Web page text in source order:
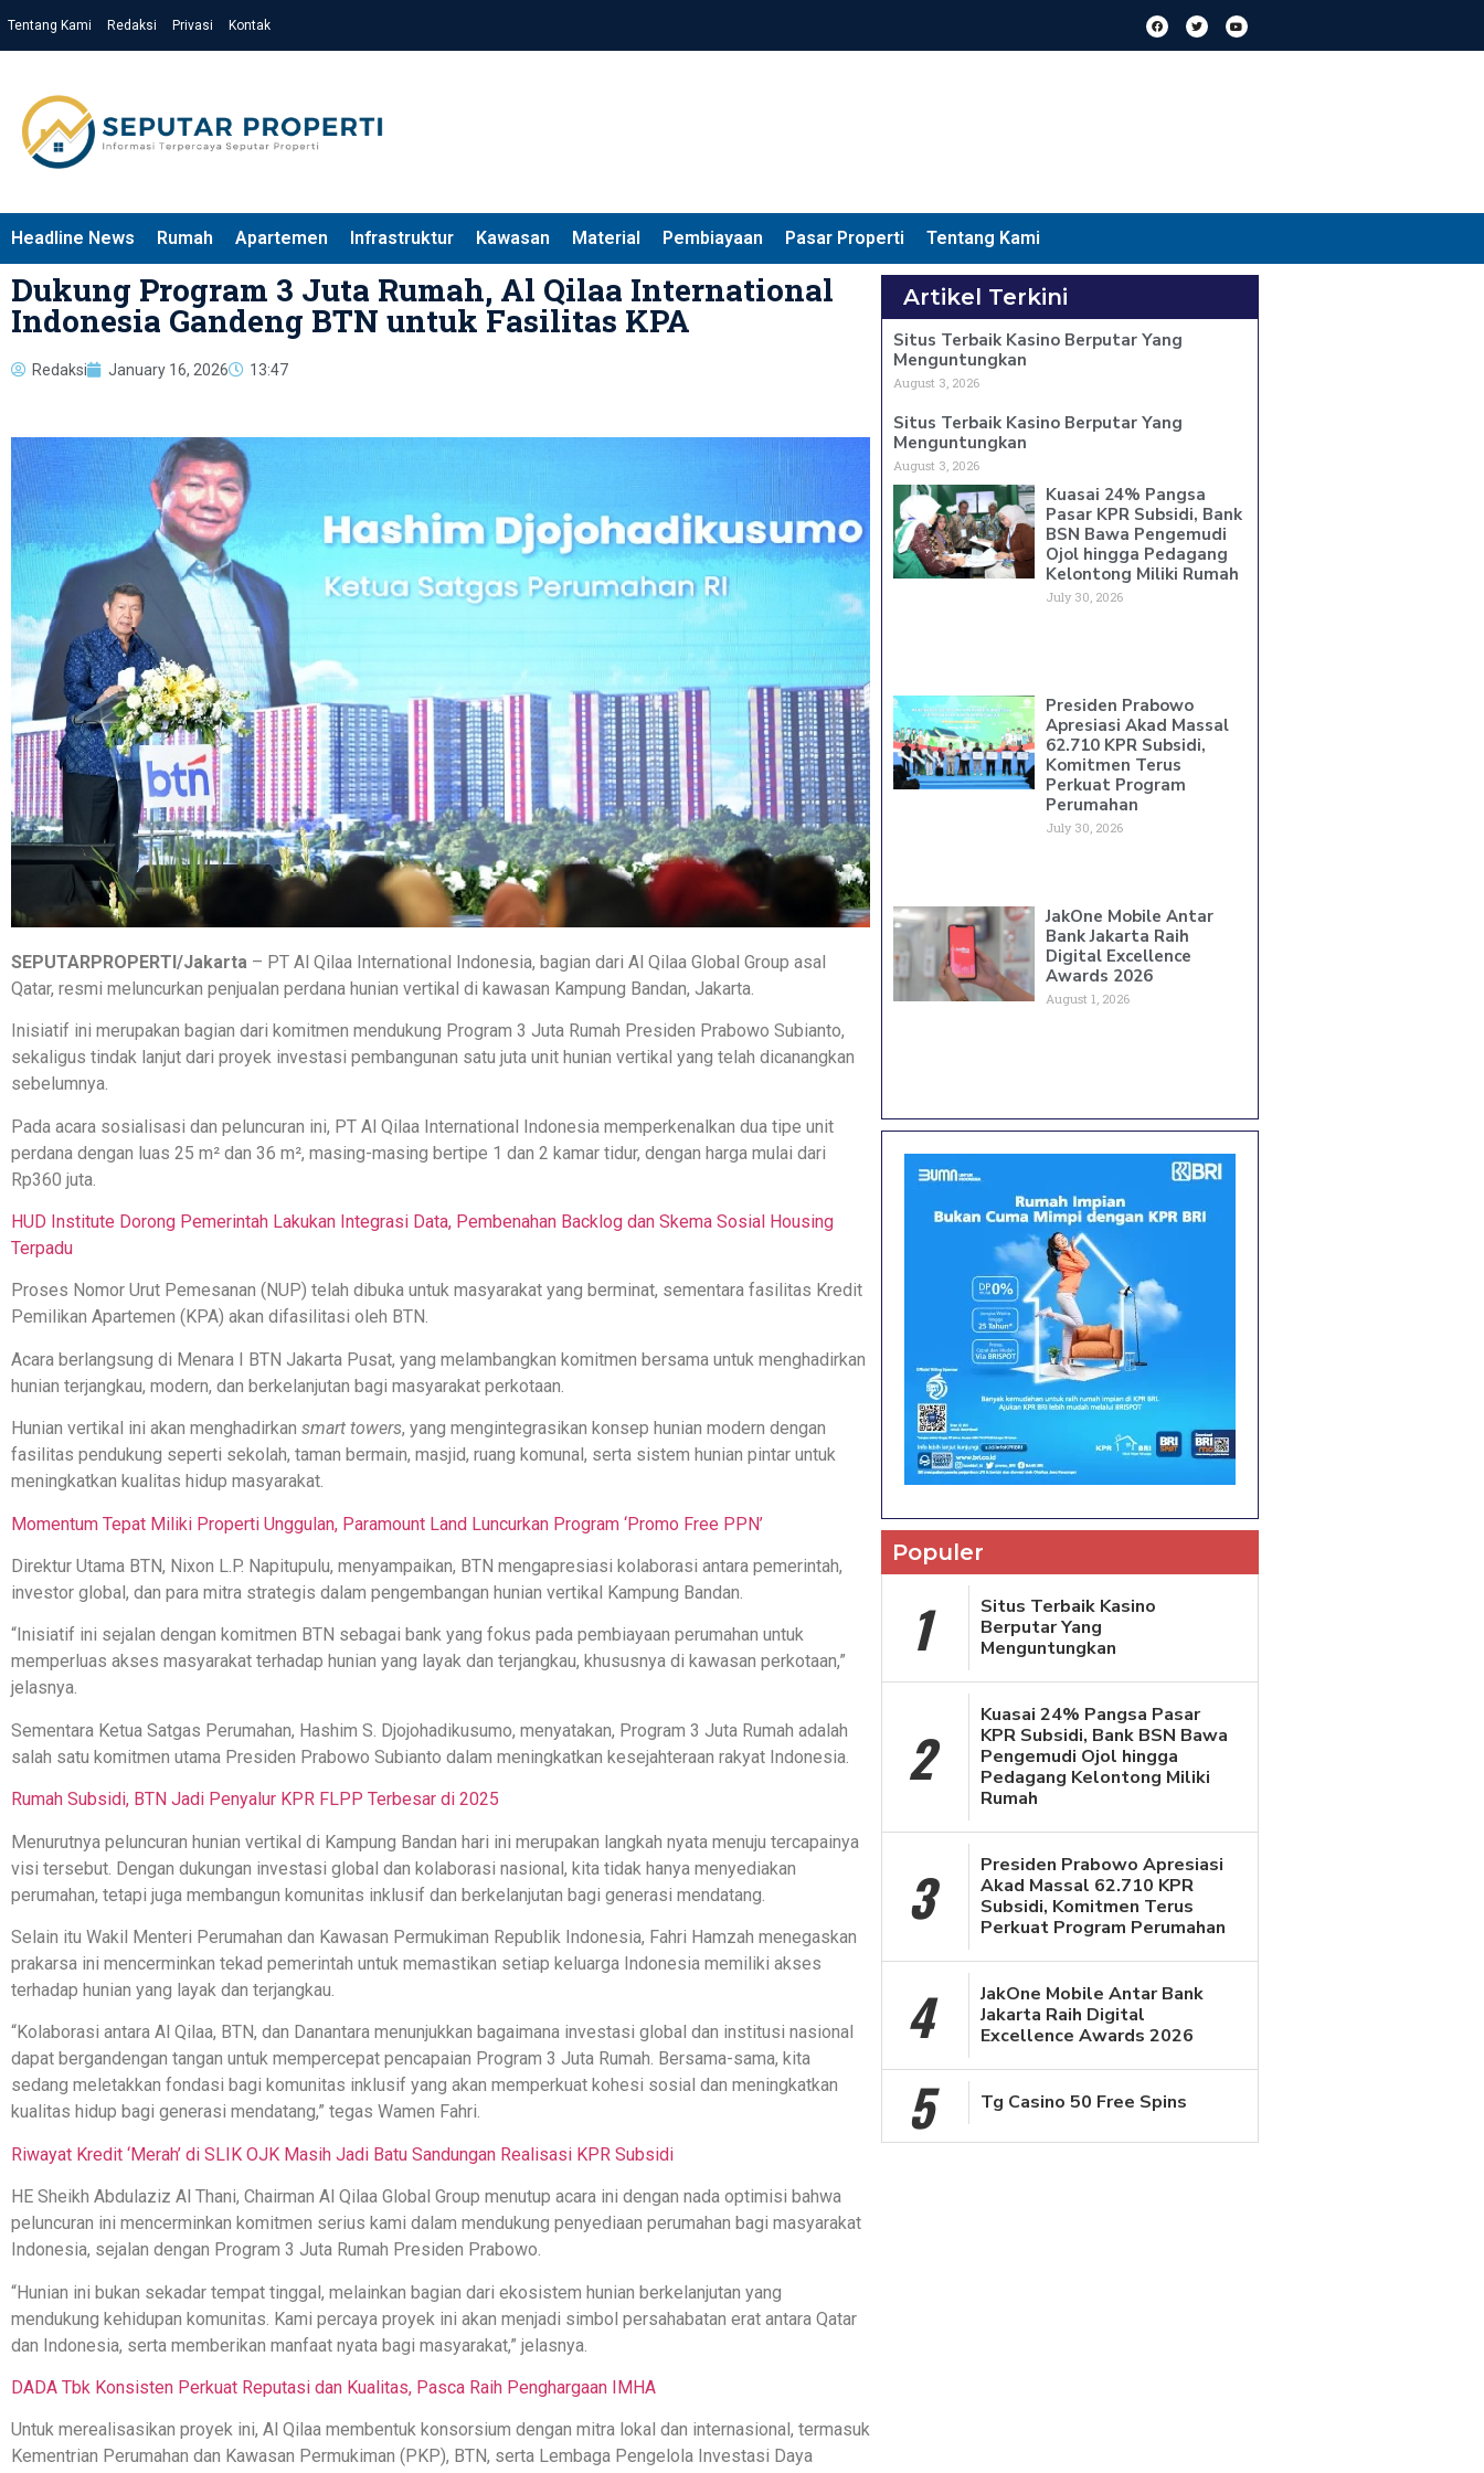
Tentang Kami Redaksi Privasi Kontak
Headline News Rumah Apartemen Infrastruktur Kawasan Material Pembiayaan Pasar Properti Tentang Kami
Dukung Program 3 Juta Rumah, Al Qilaa International
Indonesia Gandeng BTN untuk Fasilitas KPA
Redaksi January 16, 2026 13:47
SEPUTARPROPERTI/Jakarta – PT Al Qilaa International Indonesia, bagian dari Al Qilaa Global Group asal
Qatar, resmi meluncurkan penjualan perdana hunian vertikal di kawasan Kampung Bandan, Jakarta.
Inisiatif ini merupakan bagian dari komitmen mendukung Program 3 Juta Rumah Presiden Prabowo Subianto,
sekaligus tindak lanjut dari proyek investasi pembangunan satu juta unit hunian vertikal yang telah dicanangkan
sebelumnya.
Pada acara sosialisasi dan peluncuran ini, PT Al Qilaa International Indonesia memperkenalkan dua tipe unit
perdana dengan luas 25 m² dan 36 m², masing-masing bertipe 1 dan 2 kamar tidur, dengan harga mulai dari
Rp360 juta.
HUD Institute Dorong Pemerintah Lakukan Integrasi Data, Pembenahan Backlog dan Skema Sosial Housing
Terpadu
Proses Nomor Urut Pemesanan (NUP) telah dibuka untuk masyarakat yang berminat, sementara fasilitas Kredit
Pemilikan Apartemen (KPA) akan difasilitasi oleh BTN.
Acara berlangsung di Menara I BTN Jakarta Pusat, yang melambangkan komitmen bersama untuk menghadirkan
hunian terjangkau, modern, dan berkelanjutan bagi masyarakat perkotaan.
Hunian vertikal ini akan menghadirkan smart towers, yang mengintegrasikan konsep hunian modern dengan
fasilitas pendukung seperti sekolah, taman bermain, masjid, ruang komunal, serta sistem hunian pintar untuk
meningkatkan kualitas hidup masyarakat.
Momentum Tepat Miliki Properti Unggulan, Paramount Land Luncurkan Program ‘Promo Free PPN’
Direktur Utama BTN, Nixon L.P. Napitupulu, menyampaikan, BTN mengapresiasi kolaborasi antara pemerintah,
investor global, dan para mitra strategis dalam pengembangan hunian vertikal Kampung Bandan.
“Inisiatif ini sejalan dengan komitmen BTN sebagai bank yang fokus pada pembiayaan perumahan untuk
memperluas akses masyarakat terhadap hunian yang layak dan terjangkau, khususnya di kawasan perkotaan,”
jelasnya.
Sementara Ketua Satgas Perumahan, Hashim S. Djojohadikusumo, menyatakan, Program 3 Juta Rumah adalah
salah satu komitmen utama Presiden Prabowo Subianto dalam meningkatkan kesejahteraan rakyat Indonesia.
Rumah Subsidi, BTN Jadi Penyalur KPR FLPP Terbesar di 2025
Menurutnya peluncuran hunian vertikal di Kampung Bandan hari ini merupakan langkah nyata menuju tercapainya
visi tersebut. Dengan dukungan investasi global dan kolaborasi nasional, kita tidak hanya menyediakan
perumahan, tetapi juga membangun komunitas inklusif dan berkelanjutan bagi generasi mendatang.
Selain itu Wakil Menteri Perumahan dan Kawasan Permukiman Republik Indonesia, Fahri Hamzah menegaskan
prakarsa ini mencerminkan tekad pemerintah untuk memastikan setiap keluarga Indonesia memiliki akses
terhadap hunian yang layak dan terjangkau.
“Kolaborasi antara Al Qilaa, BTN, dan Danantara menunjukkan bagaimana investasi global dan institusi nasional
dapat bergandengan tangan untuk mempercepat pencapaian Program 3 Juta Rumah. Bersama-sama, kita
sedang meletakkan fondasi bagi komunitas inklusif yang akan memperkuat kohesi sosial dan meningkatkan
kualitas hidup bagi generasi mendatang,” tegas Wamen Fahri.
Riwayat Kredit ‘Merah’ di SLIK OJK Masih Jadi Batu Sandungan Realisasi KPR Subsidi
HE Sheikh Abdulaziz Al Thani, Chairman Al Qilaa Global Group menutup acara ini dengan nada optimisi bahwa
peluncuran ini mencerminkan komitmen serius kami dalam mendukung penyediaan perumahan bagi masyarakat
Indonesia, sejalan dengan Program 3 Juta Rumah Presiden Prabowo.
“Hunian ini bukan sekadar tempat tinggal, melainkan bagian dari ekosistem hunian berkelanjutan yang
mendukung kehidupan komunitas. Kami percaya proyek ini akan menjadi simbol persahabatan erat antara Qatar
dan Indonesia, serta memberikan manfaat nyata bagi masyarakat,” jelasnya.
DADA Tbk Konsisten Perkuat Reputasi dan Kualitas, Pasca Raih Penghargaan IMHA
Untuk merealisasikan proyek ini, Al Qilaa membentuk konsorsium dengan mitra lokal dan internasional, termasuk
Kementrian Perumahan dan Kawasan Permukiman (PKP), BTN, serta Lembaga Pengelola Investasi Daya
Artikel Terkini
Situs Terbaik Kasino Berputar Yang
Menguntungkan
August 3, 2026
Situs Terbaik Kasino Berputar Yang
Menguntungkan
August 3, 2026
Kuasai 24% Pangsa
Pasar KPR Subsidi, Bank
BSN Bawa Pengemudi
Ojol hingga Pedagang
Kelontong Miliki Rumah
July 30, 2026
Presiden Prabowo
Apresiasi Akad Massal
62.710 KPR Subsidi,
Komitmen Terus
Perkuat Program
Perumahan
July 30, 2026
JakOne Mobile Antar
Bank Jakarta Raih
Digital Excellence
Awards 2026
August 1, 2026
Populer
1
Situs Terbaik Kasino
Berputar Yang
Menguntungkan
2
Kuasai 24% Pangsa Pasar
KPR Subsidi, Bank BSN Bawa
Pengemudi Ojol hingga
Pedagang Kelontong Miliki
Rumah
3
Presiden Prabowo Apresiasi
Akad Massal 62.710 KPR
Subsidi, Komitmen Terus
Perkuat Program Perumahan
4
JakOne Mobile Antar Bank
Jakarta Raih Digital
Excellence Awards 2026
5 Tg Casino 50 Free Spins